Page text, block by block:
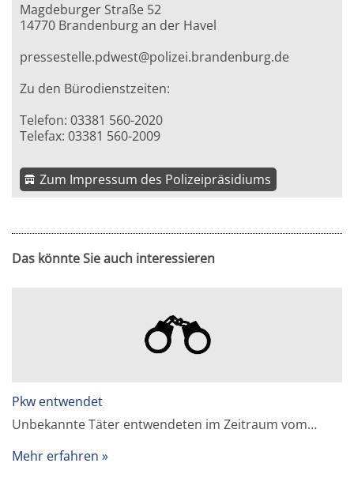
Magdeburger Straße 52
14770 Brandenburg an der Havel
pressestelle.pdwest@polizei.brandenburg.de
Zu den Bürodienstzeiten:
Telefon: 03381 560-2020
Telefax: 03381 560-2009
Zum Impressum des Polizeipräsidiums
Das könnte Sie auch interessieren
Pkw entwendet
Unbekannte Täter entwendeten im Zeitraum vom…
Mehr erfahren